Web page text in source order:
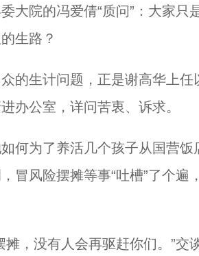
大院的冯爱倩“质问”：大家
生路？
生计问题，正是谢高华上任
办公室，详问苦衷、诉求。
为了养活几个孩子从国营饭
冒风险摆摊等事“吐槽”了个
，没有人会再驱赶你们。”交